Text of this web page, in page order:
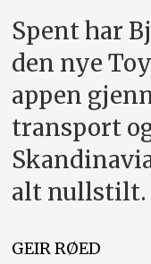
Spent har
den nye
appen
transport
alt nullstilt.
GEIRRØED